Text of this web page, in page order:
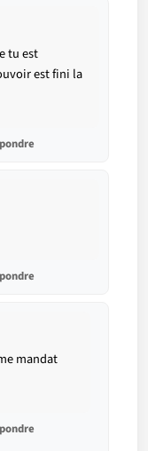
tu est
est fini la
mandat